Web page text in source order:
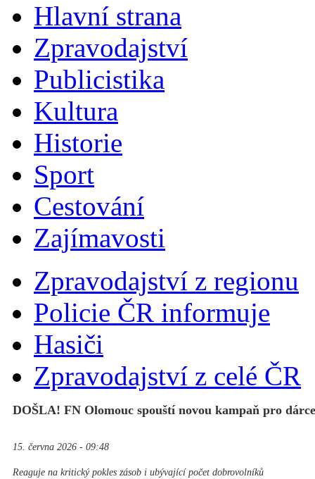
Hlavní strana
Zpravodajství
Publicistika
Kultura
Historie
Sport
Cestování
Zajímavosti
Zpravodajství z regionu
Policie ČR informuje
Hasiči
Zpravodajství z celé ČR
DOŠLA! FN Olomouc spouští novou kampaň pro
15. června 2026 - 09:48
Reaguje na kritický pokles zásob i ubývající počet dobrovolníků